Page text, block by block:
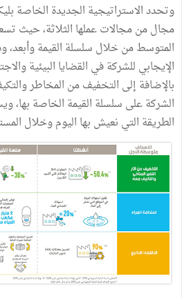
مجال من مجالات عملها الثلاثة، حيث
المتوسط من خلال سلسلة القيمة وأبعد،
الإيجابي للشركة في القضايا البيئية
بالإضافة إلى التخفيف من المخاطر
الشركة على سلسلة القيمة الخاصة بها،
الطريقة التي نعيش بها اليوم وخلال